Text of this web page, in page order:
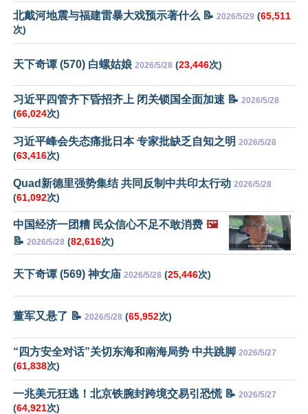
北戴河地震与福建雷暴大戏预示著什么 📝 2026/5/29 (65,511
次)
天下奇谭 (570) 白螺姑娘 2026/5/28 (23,446次)
习近平四管齐下昏招齐上 闭关锁国全面加速 📝 2026/5/28
(66,024次)
习近平峰会失态痛批日本 专家批缺乏自知之明 2026/5/28
(63,416次)
Quad新德里强势集结 共同反制中共印太行动 2026/5/28
(61,092次)
中国经济一团糟 民众信心不足不敢消费 🖼️
📝 2026/5/28 (82,616次)
天下奇谭 (569) 神女庙 2026/5/28 (25,446次)
董军又悬了 📝 2026/5/28 (65,952次)
“四方安全对话”关切东海和南海局势 中共跳脚 2026/5/27
(61,838次)
一兆美元狂逃！北京铁腕封跨境交易引恐慌 📝 2026/5/27
(64,921次)